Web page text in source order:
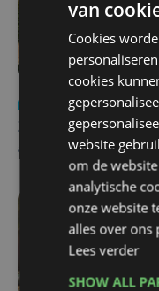
Nieuws Update
Zwaar ongeval op
afgesloten
van
Cookies
cookies
website
om de
analytische
onze website
alles over ons
Lees verder
SHOW ALL